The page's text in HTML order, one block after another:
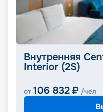
Внутренняя
Interior (2S)
от 106 832 ₽ /чел